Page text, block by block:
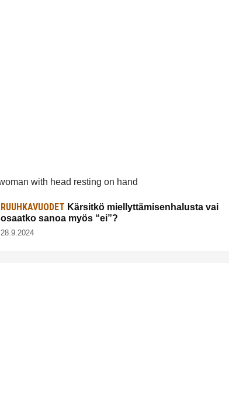
RUUHKAVUODET Kärsitkö miellyttämisenhalusta vai
osaatko sanoa myös “ei”?
28.9.2024